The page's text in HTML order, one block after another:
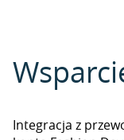
Integracja z